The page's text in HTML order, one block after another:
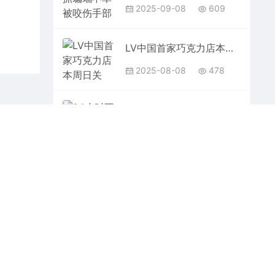
2025-09-08 609
LV中国首家巧克力店本周日关闭：240元最便宜单品曾遭抢购
2025-08-08 478